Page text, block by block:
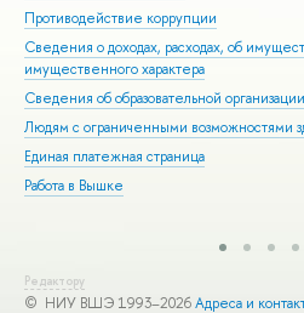
Противодействие коррупции
Сведения о доходах, расходах, об
имущественного характера
Сведения об образовательной организации
Людям с ограниченными возможностями
Единая платежная страница
Работа в Вышке
Редактору
© НИУ ВШЭ 1993–2026Адреса и